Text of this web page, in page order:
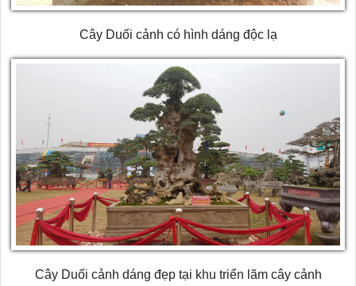
Cây Duối cảnh có hình dáng độc lạ
Cây Duối cảnh dáng đẹp tại khu triển lãm cây cảnh